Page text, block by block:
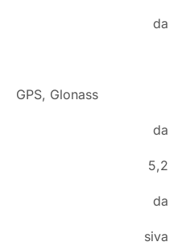
da
GPS, Glonass
da
5,2
da
siva